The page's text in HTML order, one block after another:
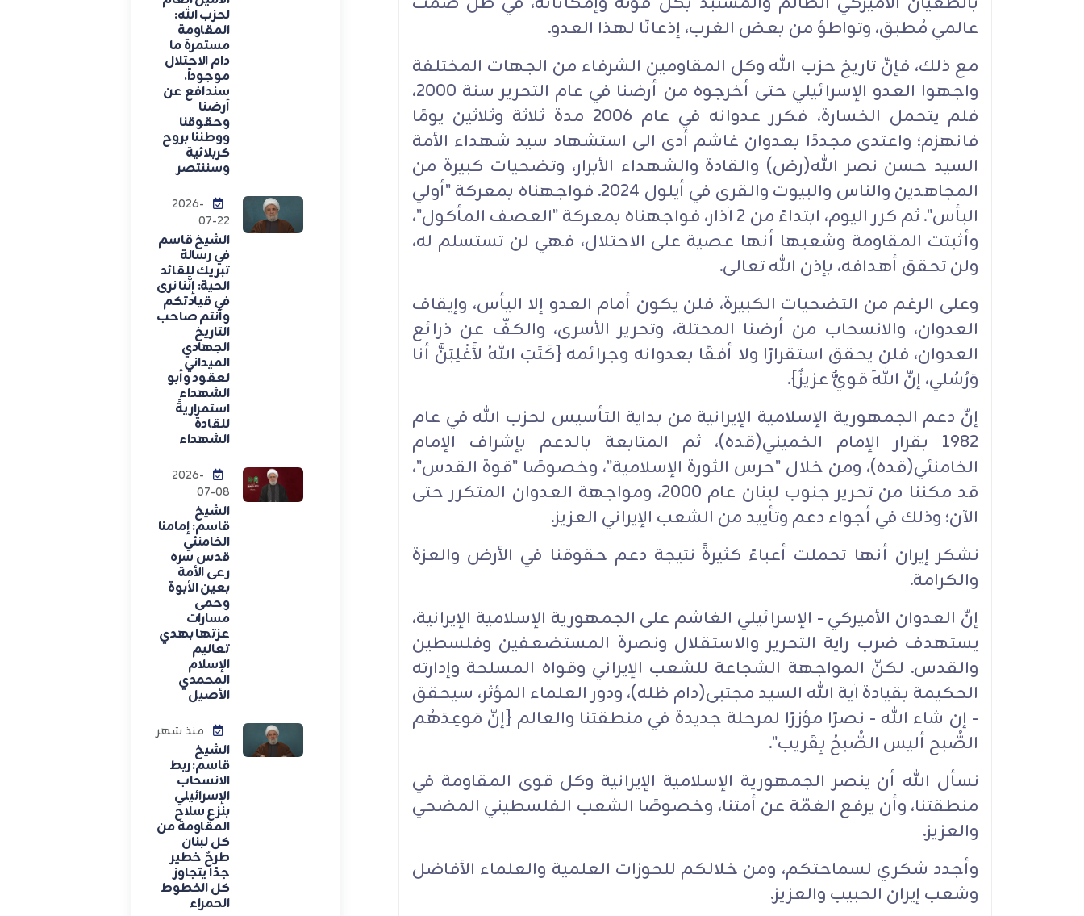
عالمي مُطبق، وتواطؤ من بعض الغرب، إذعانًا لهذا العدو.
مع ذلك، فإنّ تاريخ حزب الله وكل المقاومين الشرفاء من الجهات المختلفة
واجهوا العدو الإسرائيلي حتى أخرجوه من أرضنا في عام التحرير سنة 2000،
فلم يتحمل الخسارة، فكرر عدوانه في عام 2006 مدة ثلاثة وثلاثين يومًا
فانهزم؛ واعتدى مجددًا بعدوان غاشم أدى الى استشهاد سيد شهداء الأمة
السيد حسن نصر الله(رض) والقادة والشهداء الأبرار، وتضحيات كبيرة من
المجاهدين والناس والبيوت والقرى في أيلول 2024. فواجهناه بمعركة "أولي
البأس". ثم كرر اليوم، ابتداءً من 2 آذار، فواجهناه بمعركة "العصف المأكول"،
وأثبتت المقاومة وشعبها أنها عصية على الاحتلال، فهي لن تستسلم له،
ولن تحقق أهدافه، بإذن الله تعالى.
وعلى الرغم من التضحيات الكبيرة، فلن يكون أمام العدو إلا اليأس، وإيقاف
العدوان، والانسحاب من أرضنا المحتلة، وتحرير الأسرى، والكفّ عن ذرائع
العدوان، فلن يحقق استقرارًا ولا أفقًا بعدوانه وجرائمه {كَتَبَ اللهُ لأَغْلِبَنَّ أنا
وَرُسُلي، إنّ اللهَ قويٌّ عزيزٌ}.
إنّ دعم الجمهورية الإسلامية الإيرانية من بداية التأسيس لحزب الله في عام
1982 بقرار الإمام الخميني(قده)، ثم المتابعة بالدعم بإشراف الإمام
الخامنئي(قده)، ومن خلال "حرس الثورة الإسلامية"، وخصوصًا "قوة القدس"،
قد مكننا من تحرير جنوب لبنان عام 2000، ومواجهة العدوان المتكرر حتى
الآن؛ وذلك في أجواء دعم وتأييد من الشعب الإيراني العزيز.
نشكر إيران أنها تحملت أعباءً كثيرةً نتيجة دعم حقوقنا في الأرض والعزة
والكرامة.
إنّ العدوان الأميركي - الإسرائيلي الغاشم على الجمهورية الإسلامية الإيرانية،
يستهدف ضرب راية التحرير والاستقلال ونصرة المستضعفين وفلسطين
والقدس. لكنّ المواجهة الشجاعة للشعب الإيراني وقواه المسلحة وإدارته
الحكيمة بقيادة آية الله السيد مجتبى(دام ظله)، ودور العلماء المؤثر، سيحقق
- إن شاء الله - نصرًا مؤزرًا لمرحلة جديدة في منطقتنا والعالم {إنّ مَوعِدَهُم
الصُّبح أليس الصُّبحُ بِقَريب".
نسأل الله أن ينصر الجمهورية الإسلامية الإيرانية وكل قوى المقاومة في
منطقتنا، وأن يرفع الغمّة عن أمتنا، وخصوصًا الشعب الفلسطيني المضحي
والعزيز.
وأجدد شكري لسماحتكم، ومن خلالكم للحوزات العلمية والعلماء الأفاضل
وشعب إيران الحبيب والعزيز.
لحزب الله:
المقاومة
مستمرة ما
دام الاحتلال
موجوداً،
سندافع عن
أرضنا
وحقوقنا
ووطننا بروح
كربلائية
وسننتصر
2026-
07-22
الشيخ قاسم
في رسالة
تبريك للقائد
الحية: إنَّنا نرى
في قيادتكم
وأنتم صاحب
التاريخ
الجهادي
الميداني
لعقود وأبو
الشهداء
استمراريةً
للقادة
الشهداء
2026-
07-08
الشيخ
قاسم: إمامنا
الخامنئي
قدس سره
رعى الأمة
بعين الأبوة
وحمى
مسارات
عزتها بهدي
تعاليم
الإسلام
المحمدي
الأصيل
منذ شهر
الشيخ
قاسم: ربط
الانسحاب
الإسرائيلي
بنزع سلاح
المقاومة من
كل لبنان
طرحٌ خطير
جدًا يتجاوز
كل الخطوط
الحمراء